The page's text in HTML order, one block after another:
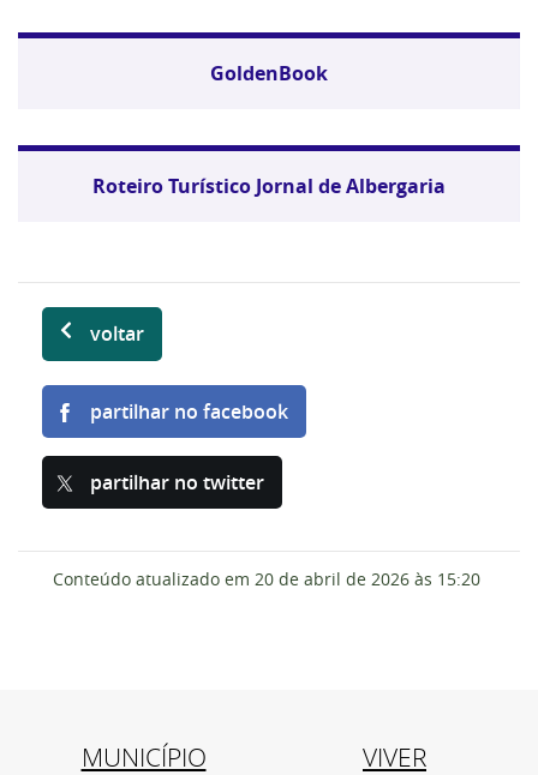
GoldenBook
Roteiro Turístico Jornal de Albergaria
voltar
partilhar no facebook
partilhar no twitter
Conteúdo atualizado em 20 de abril de 2026 às 15:20
MUNICÍPIO
VIVER